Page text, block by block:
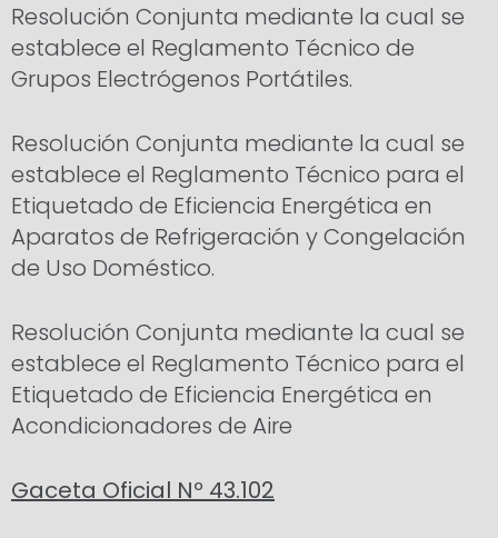
Resolución Conjunta mediante la cual se
establece el Reglamento Técnico de
Grupos Electrógenos Portátiles.
Resolución Conjunta mediante la cual se
establece el Reglamento Técnico para el
Etiquetado de Eficiencia Energética en
Aparatos de Refrigeración y Congelación
de Uso Doméstico.
Resolución Conjunta mediante la cual se
establece el Reglamento Técnico para el
Etiquetado de Eficiencia Energética en
Acondicionadores de Aire
Gaceta Oficial Nº 43.102